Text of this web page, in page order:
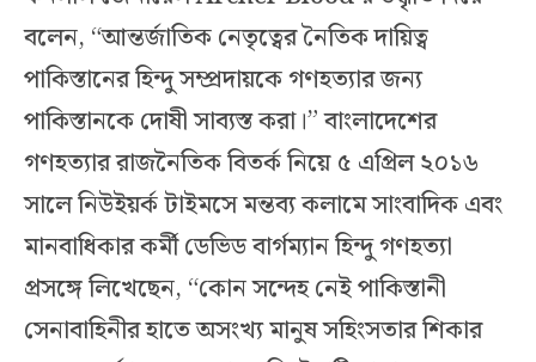
বলেন, “আন্তর্জাতিক নেতৃত্বের নৈতিক দায়িত্ব
পাকিস্তানের হিন্দু সম্প্রদায়কে গণহত্যার জন্য
পাকিস্তানকে দোষী সাব্যস্ত করা।” বাংলাদেশের
গণহত্যার রাজনৈতিক বিতর্ক নিয়ে ৫ এপ্রিল ২০১৬
সালে নিউইয়র্ক টাইমসে মন্তব্য কলামে সাংবাদিক এবং
মানবাধিকার কর্মী ডেভিড বার্গম্যান হিন্দু গণহত্যা
প্রসঙ্গে লিখেছেন, “কোন সন্দেহ নেই পাকিস্তানী
সেনাবাহিনীর হাতে অসংখ্য মানুষ সহিংসতার শিকার